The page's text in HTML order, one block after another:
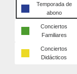
Temporada de
abono
Conciertos
Familiares
Conciertos
Didácticos